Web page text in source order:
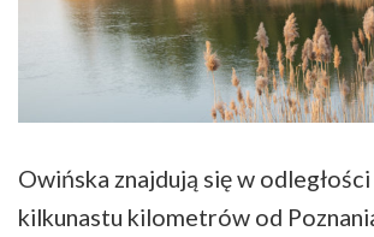
Owińska znajdują się w
kilkunastu kilometrów od